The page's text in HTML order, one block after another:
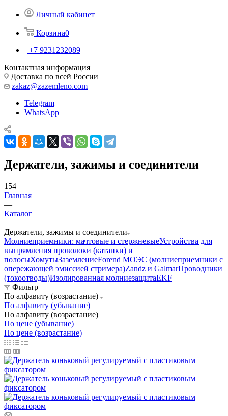
Личный кабинет
Корзина0
+7 9231232089
Контактная информация
Доставка по всей России
zakaz@zazemleno.com
Telegram
WhatsApp
Держатели, зажимы и соединители
154
Главная
—
Каталог
—
Держатели, зажимы и соединители
Молниеприемники: мачтовые и стержневыеУстройства для
выпрямления проволоки (катанки) и
полосыХомутыЗаземлениеForend МОЭС (молниеприемники с
опережающей эмиссией стримера)Zandz и GalmarПроводники
(токоотводы)Изолированная молниезащитаEKF
Фильтр
По алфавиту (возрастание)
По алфавиту (убывание)
По алфавиту (возрастание)
По цене (убывание)
По цене (возрастание)